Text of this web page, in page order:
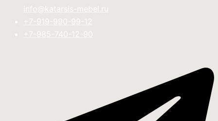
info@katarsis-mebel.ru
+7-919-990-99-12
+7-985-740-12-90